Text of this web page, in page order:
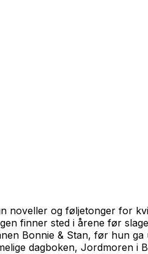
noveller og føljetonger for
finner sted i årene før
Bonnie & Stan, før hun ga
dagboken, Jordmoren i